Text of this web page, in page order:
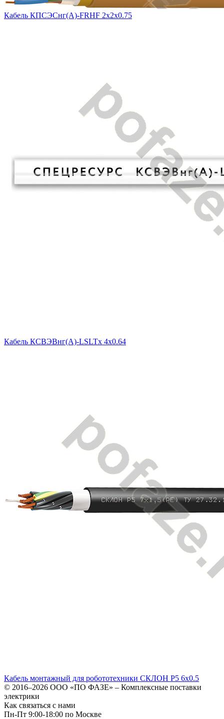
Кабель КПСЭСнг(А)-FRHF 2х2х0.75
Кабель КСВЭВнг(A)-LSLTx 4х0.64
Кабель монтажный для робототехники СКЛОН Р5 6х0.5
© 2016–2026 ООО «ПО ФАЗЕ» – Комплексные поставки
электрики
Как связаться с нами
Пн-Пт 9:00-18:00 по Москве